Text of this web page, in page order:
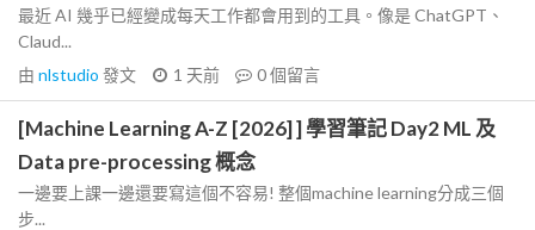
最近 AI 幾乎已經變成每天工作都會用到的工具。像是 ChatGPT、
Claud...
由 nlstudio 發文 1 天前 0個留言
[Machine Learning A-Z [2026] ] 學習筆記 Day2 ML 及
Data pre-processing 概念
一邊要上課一邊還要寫這個不容易! 整個machine learning分成三個
步...